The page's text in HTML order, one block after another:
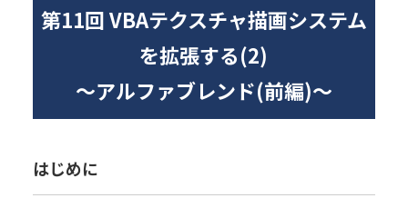
第11回 VBAテクスチャ描画システム
を拡張する(2)
～アルファブレンド(前編)～
はじめに